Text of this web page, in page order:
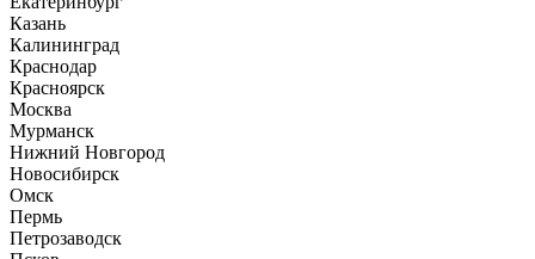
Казань
Калининград
Краснодар
Красноярск
Москва
Мурманск
Нижний Новгород
Новосибирск
Омск
Пермь
Петрозаводск